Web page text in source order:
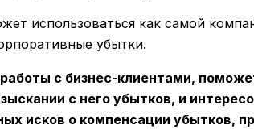
использоваться как самой
убытки.
с бизнес-клиентами,
с него убытков, и
исков о компенсации убытков,